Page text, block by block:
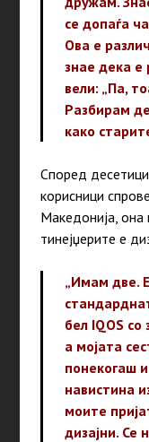
се допаѓа
Ова е
знае дека е
вели: „Па,
Разбирам
како
Според
корисници
Македонија, она
тинејџерите е
„Имам две.
бел IQOS
а мојата
понекогаш
навистина
моите
дизајни. Се